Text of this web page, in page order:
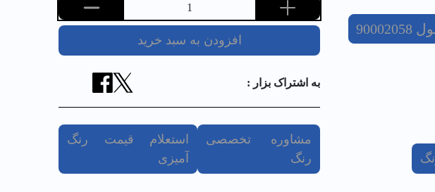
90002058
1
افزودن به سبد خرید
به اشتراک بزار :
مشاوره تخصصی
رنگ
استعلام قیمت رنگ
آمیزی